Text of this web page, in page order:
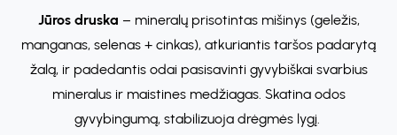
Jūros druska – mineralų prisotintas mišinys (geležis,
manganas, selenas + cinkas), atkuriantis taršos padarytą
žalą, ir padedantis odai pasisavinti gyvybiškai svarbius
mineralus ir maistines medžiagas. Skatina odos
gyvybingumą, stabilizuoja drėgmės lygį.